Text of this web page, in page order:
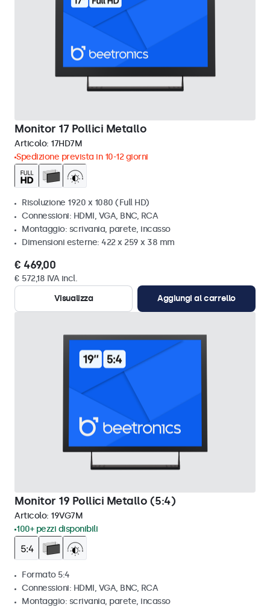
Monitor 17 Pollici Metallo
Articolo: 17HD7M
Spedizione prevista in 10-12 giorni
Risoluzione 1920 x 1080 (Full HD)
Connessioni: HDMI, VGA, BNC, RCA
Montaggio: scrivania, parete, incasso
Dimensioni esterne: 422 x 259 x 38 mm
€ 469,00
€ 572,18 IVA incl.
Visualizza
Aggiungi al carrello
Monitor 19 Pollici Metallo (5:4)
Articolo: 19VG7M
100+ pezzi disponibili
Formato 5:4
Connessioni: HDMI, VGA, BNC, RCA
Montaggio: scrivania, parete, incasso